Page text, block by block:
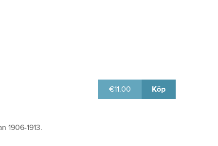
€11.00 Köp
1906-1913.